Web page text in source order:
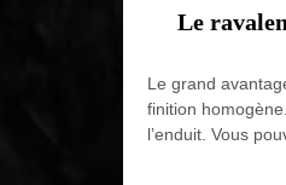
Le
Le grand
finition
l’enduit. Vous